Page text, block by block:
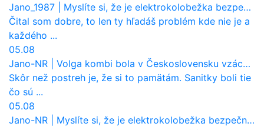
Jano_1987
Myslíte si, že je elektrokolobežka bezpečná? Tento test odhalil vážny problém
Čital som dobre, to len ty hľadáš problém kde nie je a
každého ...
05.08
Jano-NR
Volga kombi bola v Československu vzácnosť. Jazdila ako sanitka, aj pre Verejnú bezpečnosť
Skôr než postreh je, že si to pamätám. Sanitky boli tie
čo sú ...
05.08
Jano-NR
Myslíte si, že je elektrokolobežka bezpečná? Tento test odhalil vážny problém